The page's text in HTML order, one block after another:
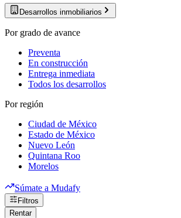
Desarrollos inmobiliarios
Por grado de avance
Preventa
En construcción
Entrega inmediata
Todos los desarrollos
Por región
Ciudad de México
Estado de México
Nuevo León
Quintana Roo
Morelos
Súmate a Mudafy
Filtros
Rentar